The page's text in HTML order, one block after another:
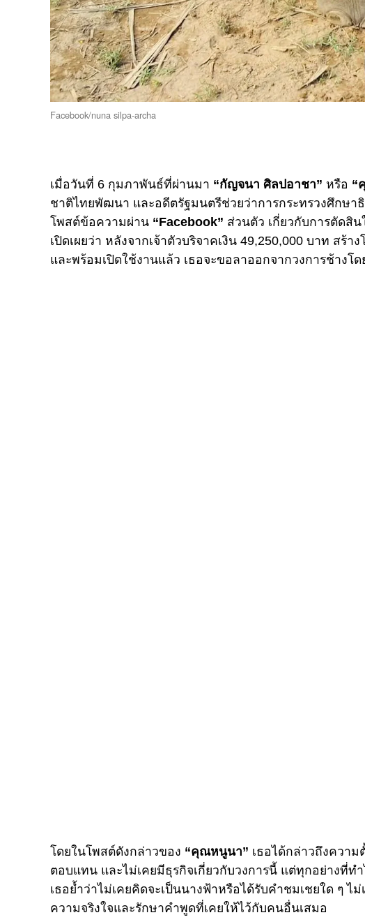
Facebook/nuna silpa-archa
เมื่อวันที่ 6 กุมภาพันธ์ที่ผ่านมา “กัญจนา ศิลปอาชา” หรือ “
ชาติไทยพัฒนา และอดีตรัฐมนตรีช่วยว่าการกระทรวงศึกษ
โพสต์ข้อความผ่าน “Facebook” ส่วนตัว เกี่ยวกับการตัดสิน
เปิดเผยว่า หลังจากเจ้าตัวบริจาคเงิน 49,250,000 บาท สร้
และพร้อมเปิดใช้งานแล้ว เธอจะขอลาออกจากวงการช้างโ
โดยในโพสต์ดังกล่าวของ “คุณหนูนา” เธอได้กล่าวถึงความ
ตอบแทน และไม่เคยมีธุรกิจเกี่ยวกับวงการนี้ แต่ทุกอย่างที่
เธอย้ำว่าไม่เคยคิดจะเป็นนางฟ้าหรือได้รับคำชมเชยใด ๆ ไ
ความจริงใจและรักษาคำพูดที่เคยให้ไว้กับคนอื่นเสมอ